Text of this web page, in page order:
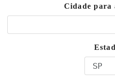
Cidade para